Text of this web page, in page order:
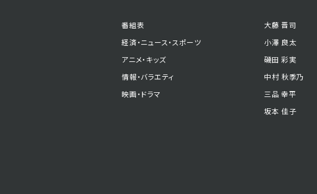
番組表
経済・ニュース・スポーツ
アニメ・キッズ
情報・バラエティ
映画・ドラマ
大藤 晋司
小澤 良太
磯田 彩実
中村 秋季乃
三品 幸平
坂本 佳子